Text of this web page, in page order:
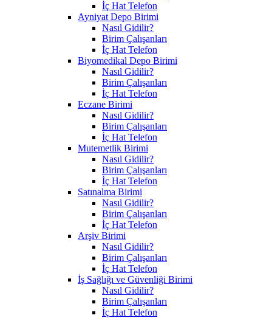
İç Hat Telefon
Ayniyat Depo Birimi
Nasıl Gidilir?
Birim Çalışanları
İç Hat Telefon
Biyomedikal Depo Birimi
Nasıl Gidilir?
Birim Çalışanları
İç Hat Telefon
Eczane Birimi
Nasıl Gidilir?
Birim Çalışanları
İç Hat Telefon
Mutemetlik Birimi
Nasıl Gidilir?
Birim Çalışanları
İç Hat Telefon
Satınalma Birimi
Nasıl Gidilir?
Birim Çalışanları
İç Hat Telefon
Arşiv Birimi
Nasıl Gidilir?
Birim Çalışanları
İç Hat Telefon
İş Sağlığı ve Güvenliği Birimi
Nasıl Gidilir?
Birim Çalışanları
İç Hat Telefon